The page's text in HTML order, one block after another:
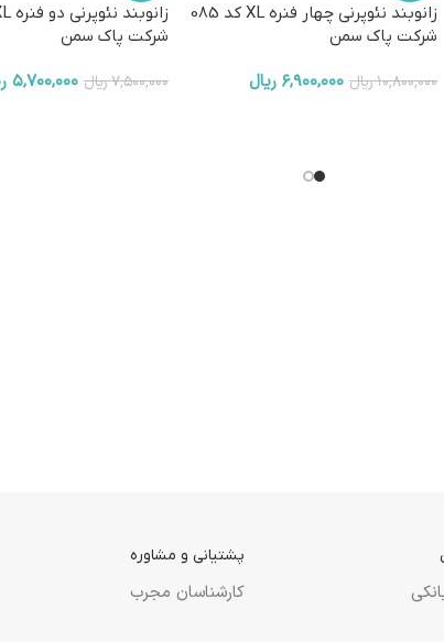
زانوبند نئوپرنی چهار فنره XL کد 085
شرکت پاک سمن
۱۰,۸۰۰,۰۰۰ریال ۶,۹۰۰,۰۰۰ ریال
شرکت پاک سمن
۷,۵۰۰,۰۰۰ریال ۵,۷۰۰,۰۰۰
پشتیانی و مشاوره
کارشناسان مجرب